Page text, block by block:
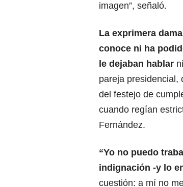
imagen”, señaló.
La exprimera
conoce ni ha
le dejaban hablar
pareja presidencial,
del festejo de
cuando regían
Fernández.
“Yo no puedo
indignación -y lo
cuestión: a mí no